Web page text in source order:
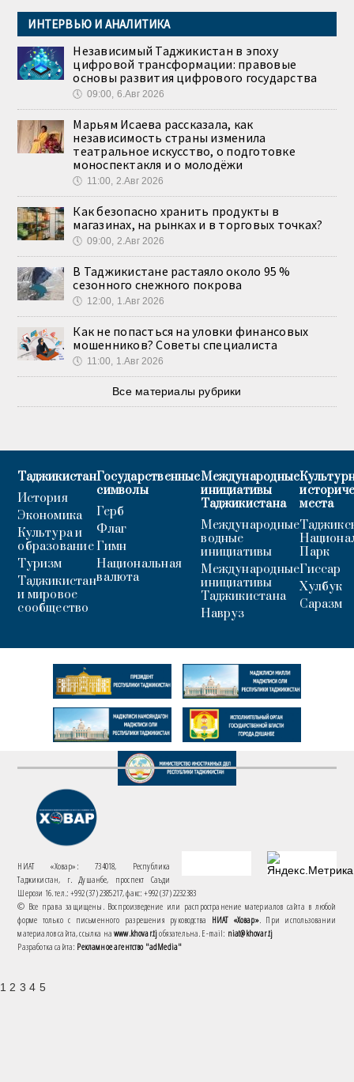
ИНТЕРВЬЮ И АНАЛИТИКА
Независимый Таджикистан в эпоху
цифровой трансформации: правовые
основы развития цифрового государства
🕔 09:00, 6.Авг 2026
Марьям Исаева рассказала, как
независимость страны изменила
театральное искусство, о подготовке
моноспектакля и о молодёжи
🕔 11:00, 2.Авг 2026
Как безопасно хранить продукты в
магазинах, на рынках и в торговых точках?
🕔 09:00, 2.Авг 2026
В Таджикистане растаяло около 95 %
сезонного снежного покрова
🕔 12:00, 1.Авг 2026
Как не попасться на уловки финансовых
мошенников? Советы специалиста
🕔 11:00, 1.Авг 2026
Все материалы рубрики
Таджикистан
История
Экономика
Культура и
образование
Туризм
Таджикистан
и мировое
сообщество
Государственные
символы
Герб
Флаг
Гимн
Национальная
валюта
Международные
инициативы
Таджикистана
Международные
водные
инициативы
Международные
инициативы
Таджикистана
Навруз
места
Парк
Гиссар
Хулбук
Саразм
НИАТ «Ховар»: 734018, Республика
Таджикистан, г. Душанбе, проспект Саъди
Шерози 16. тел.: +992 (37) 2385217, факс: +992 (37) 2232383
© Все права защищены. Воспроизведение или распространение материалов сайта в любой
форме только с письменного разрешения руководства НИАТ «Ховар». При использовании
материалов сайта, ссылка наwww.khovar.tjобязательна. E-mail: niat@khovar.tj
Разработка сайта: Рекламное агентство "adMedia"
1 2 3 4 5